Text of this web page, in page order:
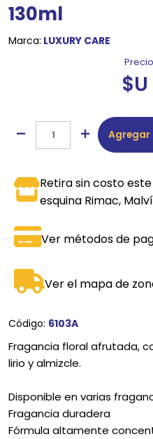
130ml
Marca: LUXURY CARE
Retira sin costo
esquina Rimac,
Ver métodos de
Ver el mapa de
Código: 6103A
Fragancia floral afrutada,
lirio y almizcle.
Disponible en varias
Fragancia duradera
Fórmula altamente